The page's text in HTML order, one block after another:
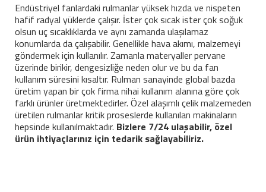
Endüstriyel fanlardaki rulmanlar yüksek hızda ve nispeten
hafif radyal yüklerde çalışır. İster çok sıcak ister çok soğuk
olsun uç sıcaklıklarda ve aynı zamanda ulaşılamaz
konumlarda da çalışabilir. Genellikle hava akımı, malzemeyi
göndermek için kullanılır. Zamanla materyaller pervane
üzerinde birikir, dengesizliğe neden olur ve bu da fan
kullanım süresini kısaltır. Rulman sanayinde global bazda
üretim yapan bir çok firma nihai kullanım alanına göre çok
farklı ürünler üretmektedirler. Özel alaşımlı çelik malzemeden
üretilen rulmanlar kritik proseslerde kullanılan makinaların
hepsinde kullanılmaktadır. Bizlere 7/24 ulaşabilir, özel
ürün ihtiyaçlarınız için tedarik sağlayabiliriz.